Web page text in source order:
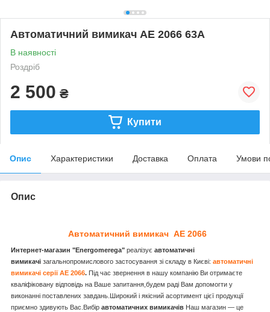
Автоматичний вимикач АЕ 2066 63А
В наявності
Роздріб
2 500 ₴
Купити
Опис Характеристики Доставка Оплата Умови
Опис
Автоматичний вимикач АЕ 2066
Интернет-магазин "Energomerega" реалізує автоматичні
вимикачі загальнопромислового застосування зі складу в Києві: автоматичні
вимикачі серії АЕ 2066. Під час звернення в нашу компанію Ви отримаєте
кваліфіковану відповідь на Ваше запитання,будем раді Вам допомогти у
виконанні поставлених завдань.Широкий і якісний асортимент цієї продукції
приємно здивують Вас.Вибір автоматичних вимикачів Наш магазин — це